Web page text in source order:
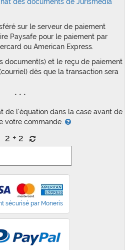
sur le serveur de paiement
Paysafe pour le paiement par
ou American Express.
document(s) et le reçu de paiement
dès que la transaction sera
* * *
de l'équation dans la case avant de
votre commande.
2 + 2
sécurisé par Moneris